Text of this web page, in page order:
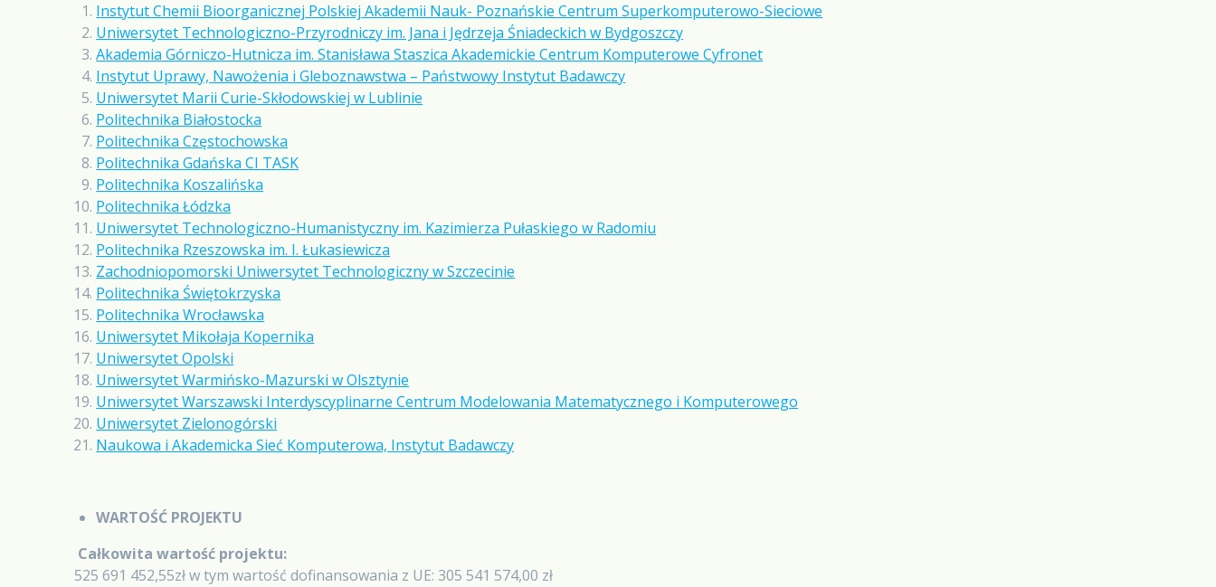
Instytut Chemii Bioorganicznej Polskiej Akademii Nauk- Poznańskie Centrum Superkomputerowo-Sieciowe
Uniwersytet Technologiczno-Przyrodniczy im. Jana i Jędrzeja Śniadeckich w Bydgoszczy
Akademia Górniczo-Hutnicza im. Stanisława Staszica Akademickie Centrum Komputerowe Cyfronet
Instytut Uprawy, Nawożenia i Gleboznawstwa – Państwowy Instytut Badawczy
Uniwersytet Marii Curie-Skłodowskiej w Lublinie
Politechnika Białostocka
Politechnika Częstochowska
Politechnika Gdańska CI TASK
Politechnika Koszalińska
Politechnika Łódzka
Uniwersytet Technologiczno-Humanistyczny im. Kazimierza Pułaskiego w Radomiu
Politechnika Rzeszowska im. I. Łukasiewicza
Zachodniopomorski Uniwersytet Technologiczny w Szczecinie
Politechnika Świętokrzyska
Politechnika Wrocławska
Uniwersytet Mikołaja Kopernika
Uniwersytet Opolski
Uniwersytet Warmińsko-Mazurski w Olsztynie
Uniwersytet Warszawski Interdyscyplinarne Centrum Modelowania Matematycznego i Komputerowego
Uniwersytet Zielonogórski
Naukowa i Akademicka Sieć Komputerowa, Instytut Badawczy
WARTOŚĆ PROJEKTU
Całkowita wartość projektu:
525 691 452,55zł w tym wartość dofinansowania z UE: 305 541 574,00 zł